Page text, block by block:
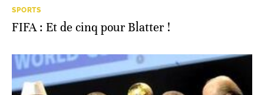
SPORTS
FIFA : Et de cinq pour Blatter !